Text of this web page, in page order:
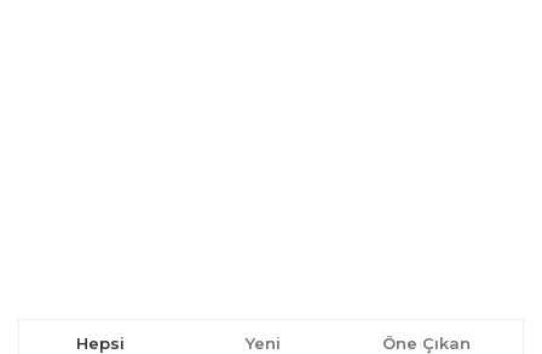
Hepsi Yeni Öne Çıkan